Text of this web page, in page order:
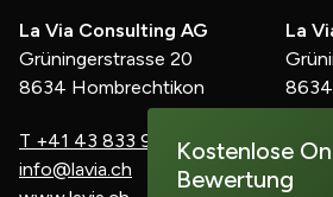
Kostenlose
Bewertung
La Via Consulting AG
Grüningerstrasse 20
8634 Hombrechtikon
T +41 43 833 91 60
info@lavia.ch
La